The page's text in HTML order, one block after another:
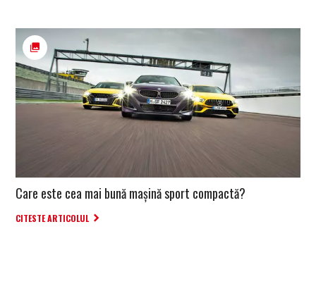
Care este cea mai bună mașină sport compactă?
CITESTE ARTICOLUL